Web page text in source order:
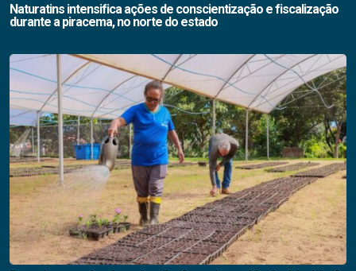
Naturatins intensifica ações de conscientização e fiscalização
durante a piracema, no norte do estado